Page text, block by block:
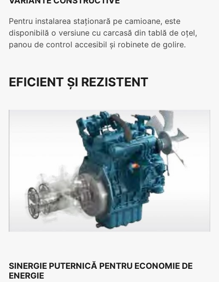
Pentru instalarea staționară pe camioane, este
disponibilă o versiune cu carcasă din tablă de oțel,
panou de control accesibil și robinete de golire.
EFICIENT ȘI REZISTENT
SINERGIE PUTERNICĂ PENTRU ECONOMIE DE
ENERGIE